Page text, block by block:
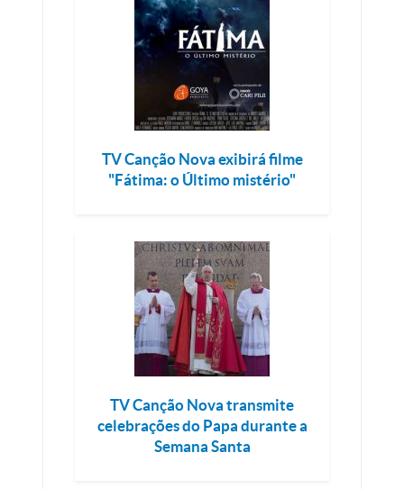
TV Canção Nova exibirá filme
"Fátima: o Último mistério"
TV Canção Nova transmite
celebrações do Papa durante a
Semana Santa